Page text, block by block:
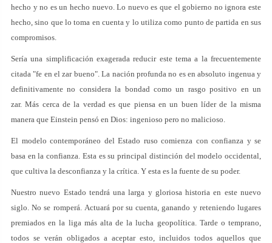
hecho y no es un hecho nuevo. Lo nuevo es que el gobierno no ignora este
hecho, sino que lo toma en cuenta y lo utiliza como punto de partida en sus
compromisos.
Sería una simplificación exagerada reducir este tema a la frecuentemente
citada "fe en el zar bueno". La nación profunda no es en absoluto ingenua y
definitivamente no considera la bondad como un rasgo positivo en un
zar. Más cerca de la verdad es que piensa en un buen líder de la misma
manera que Einstein pensó en Dios: ingenioso pero no malicioso.
El modelo contemporáneo del Estado ruso comienza con confianza y se
basa en la confianza. Esta es su principal distinción del modelo occidental,
que cultiva la desconfianza y la crítica. Y esta es la fuente de su poder.
Nuestro nuevo Estado tendrá una larga y gloriosa historia en este nuevo
siglo. No se romperá. Actuará por su cuenta, ganando y reteniendo lugares
premiados en la liga más alta de la lucha geopolítica. Tarde o temprano,
todos se verán obligados a aceptar esto, incluidos todos aquellos que